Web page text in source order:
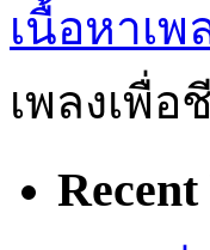
เนื้อหาเพ
เพลงเพื่
Recent